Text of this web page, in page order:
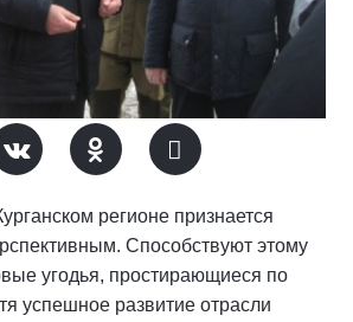
регионе признается
Способствуют этому
угодья, простирающиеся по
успешное развитие отрасли